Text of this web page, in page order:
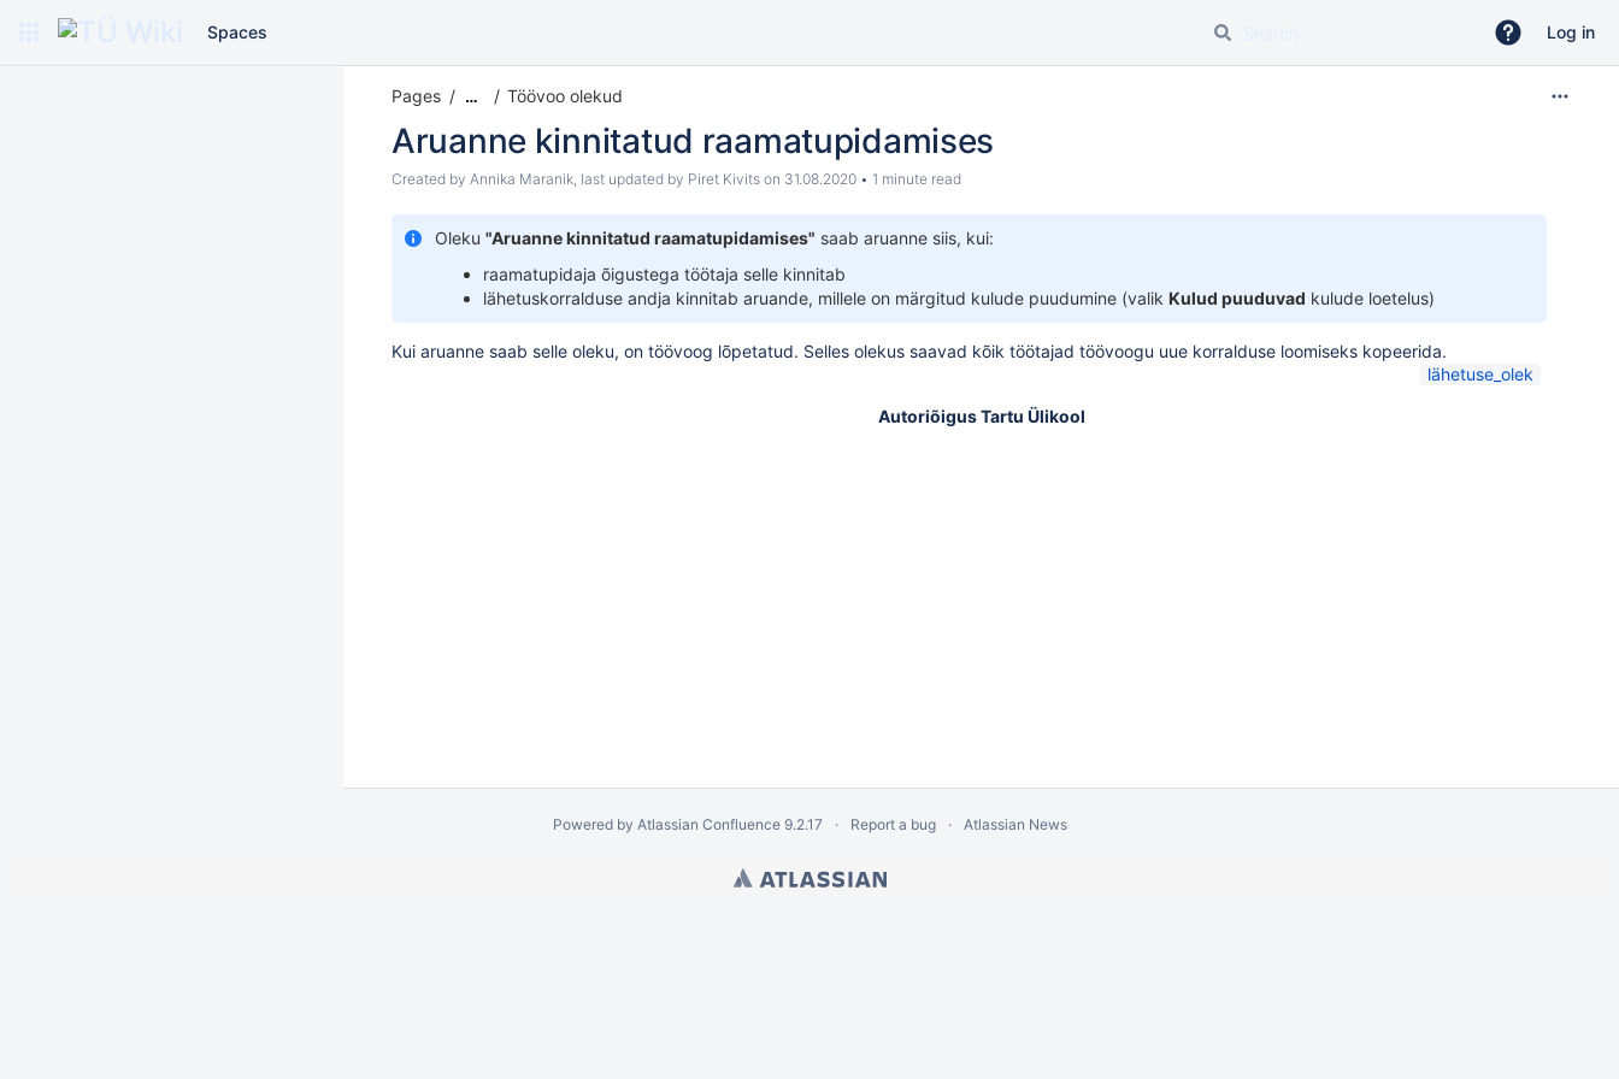
Spaces Log in
Pages … Töövoo olekud
Aruanne kinnitatud raamatupidamises
Created by Annika Maranik, last updated by Piret Kivits on 31.08.2020 1 minute read
Oleku "Aruanne kinnitatud raamatupidamises" saab aruanne siis, kui:
raamatupidaja õigustega töötaja selle kinnitab
lähetuskorralduse andja kinnitab aruande, millele on märgitud kulude puudumine (valik Kulud puuduvad kulude loetelus)
Kui aruanne saab selle oleku, on töövoog lõpetatud. Selles olekus saavad kõik töötajad töövoogu uue korralduse loomiseks kopeerida.
lähetuse_olek
Autoriõigus Tartu Ülikool
Powered by Atlassian Confluence 9.2.17 Report a bug Atlassian News